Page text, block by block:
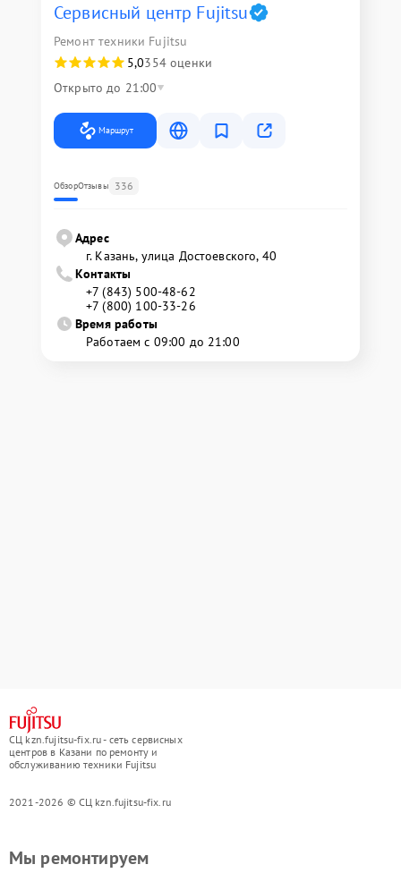
Сервисный центр Fujitsu
Ремонт техники Fujitsu
5,0354 оценки
Открыто до 21:00
Маршрут
ОбзорОтзывы 336
Адрес
г. Казань, улица Достоевского, 40
Контакты
+7 (843) 500-48-62
+7 (800) 100-33-26
Время работы
Работаем с 09:00 до 21:00
СЦ kzn.fujitsu-fix.ru - сеть сервисных
центров в Казани по ремонту и
обслуживанию техники Fujitsu
2021-2026 © СЦ kzn.fujitsu-fix.ru
Мы ремонтируем